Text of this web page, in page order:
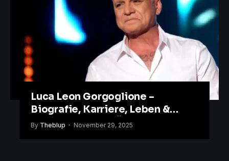
Luca Leon Gorgoglione –
Biografie, Karriere, Leben &
Hintergründe im Überblick
By Theblup November 29, 2025